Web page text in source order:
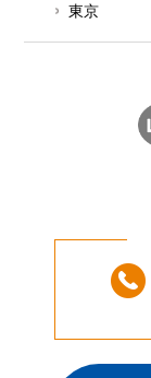
東京